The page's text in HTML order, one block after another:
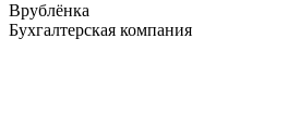
Врублёнка
Бухгалтерская компания